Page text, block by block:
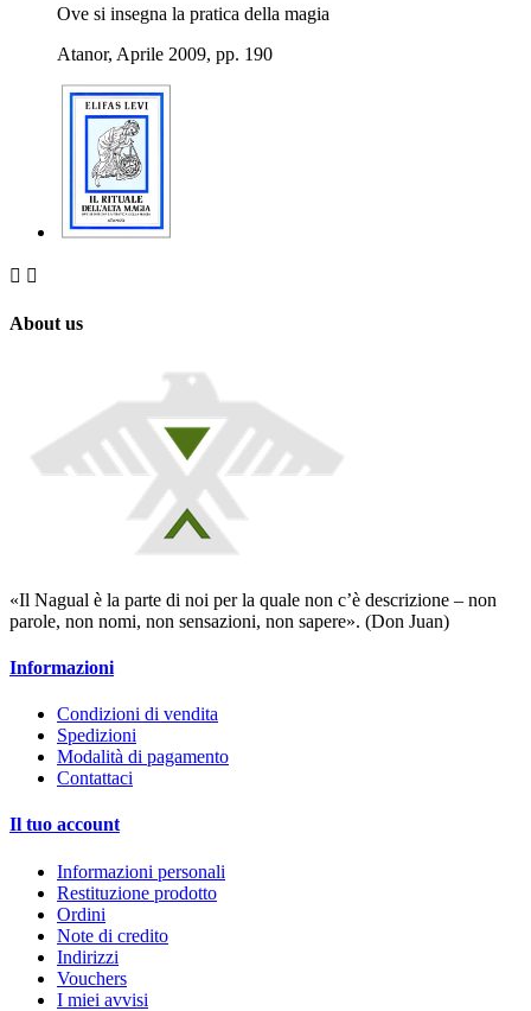
Ove si insegna la pratica della magia
Atanor, Aprile 2009, pp. 190
 
About us
«Il Nagual è la parte di noi per la quale non c’è descrizione – non
parole, non nomi, non sensazioni, non sapere». (Don Juan)
Informazioni
Condizioni di vendita
Spedizioni
Modalità di pagamento
Contattaci
Il tuo account
Informazioni personali
Restituzione prodotto
Ordini
Note di credito
Indirizzi
Vouchers
I miei avvisi